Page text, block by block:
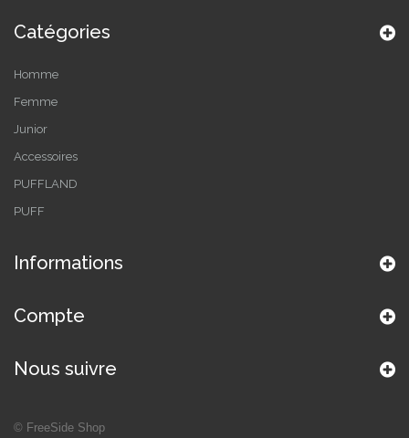
Catégories
Homme
Femme
Junior
Accessoires
PUFFLAND
PUFF
Informations
Compte
Nous suivre
© FreeSide Shop